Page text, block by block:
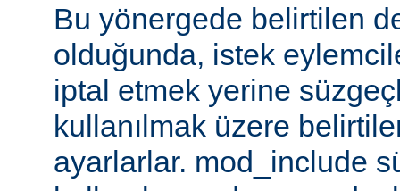
Bu yönergede belirtilen
olduğunda, istek
iptal etmek yerine
kullanılmak üzere
ayarlarlar. mod_include